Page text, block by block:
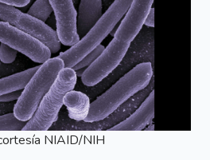
NIAID/NIH